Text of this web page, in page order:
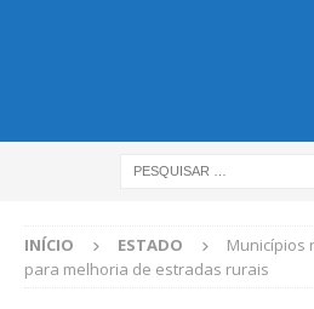
INÍCIO ESTADO
Municípios
para melhoria de estradas rurais